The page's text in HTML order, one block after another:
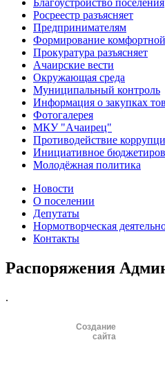
Благоустройство поселения
Росреестр разъясняет
Предпринимателям
Формирование
Прокуратура разъясняет
Ачаирские вести
Окружающая среда
Муниципальный контроль
Информация о закупках
Фотогалерея
МКУ "Ачаирец"
Противодействие
Инициативное
Молодёжная политика
Новости
О поселении
Депутаты
Нормотворческая
Контакты
Распоряжения
.
Создание
сайта